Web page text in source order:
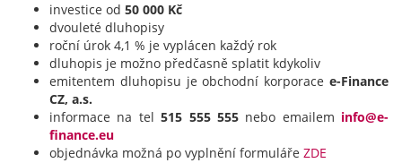
investice od 50 000 Kč
dvouleté dluhopisy
roční úrok 4,1 % je vyplácen každý rok
dluhopis je možno předčasně splatit kdykoliv
emitentem dluhopisu je obchodní korporace e-Finance
CZ, a.s.
informace na tel515 555 555nebo emailem info@e-
finance.eu
objednávka možná po vyplnění formuláře ZDE